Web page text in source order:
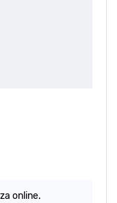
online.